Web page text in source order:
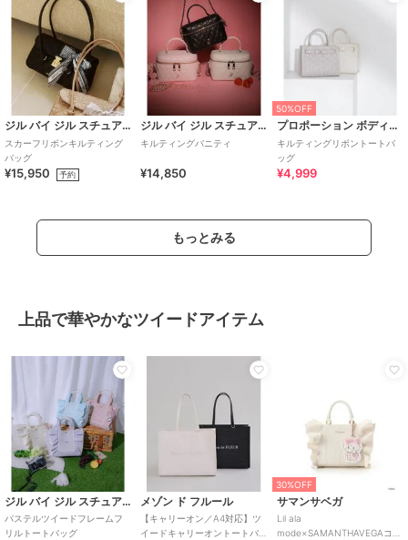
ジル バイ ジル スチュアート
スカーフリボンキルティング
バッグ
¥15,950 予約
ジル バイ ジル スチュアート
キルティングバニティ
¥14,850
50%OFF
プロポーション ボディドレッシング
キルティングリボントートバ
ッグ
¥4,999
もっとみる
上品で華やかなツイードアイテム
ジル バイ ジル スチュアート
パステルツイードフレームフ
リルトートバッグ
メゾン ド フルール
【キャリーオン／A4対応】ツ
イードキャリーオントートバ
30%OFF
サマンサベガ
Lil ala
mode×SAMANTHAVEGAコレ